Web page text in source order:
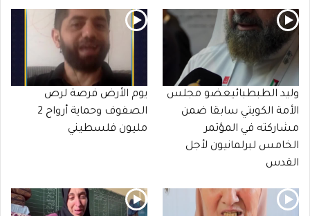
وليد الطبطبائيعضو مجلس
الأمة الكويتي سابقا ضمن
مشاركته في المؤتمر
الخامس لبرلمانيون لأجل
القدس
يوم الأرض فرصة لرص
الصفوف وحماية أرواح 2
مليون فلسطيني